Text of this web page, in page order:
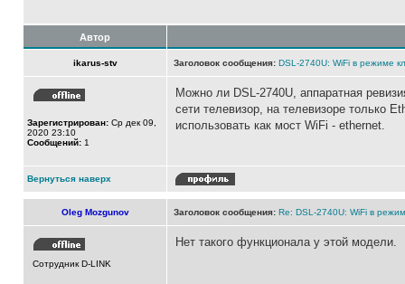
Автор
ikarus-stv Заголовок сообщения: DSL-2740U: WiFi в режиме
Зарегистрирован: Ср дек 09,
2020 23:10
Сообщений: 1
Можно ли DSL-2740U, аппаратная
сети телевизор, на телевизоре только
использовать как мост WiFi - ethernet.
Вернуться наверх
Oleg Mozgunov Заголовок сообщения: Re: DSL-2740U: WiFi в
Сотрудник D-LINK
Нет такого функционала у этой модели.